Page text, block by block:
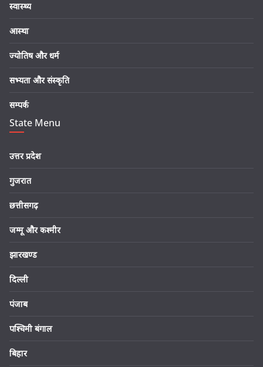
स्वास्थ्य
आस्था
ज्योतिष और धर्म
सभ्यता और संस्कृति
सम्पर्क
State Menu
उत्तर प्रदेश
गुजरात
छत्तीसगढ़
जम्मू और कश्मीर
झारखण्ड
दिल्ली
पंजाब
पश्चिमी बंगाल
बिहार